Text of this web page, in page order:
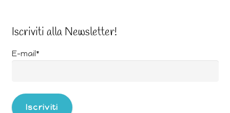
Iscriviti alla Newsletter!
E-mail*